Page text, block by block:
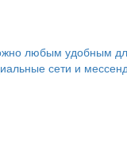
любым удобным
сети и